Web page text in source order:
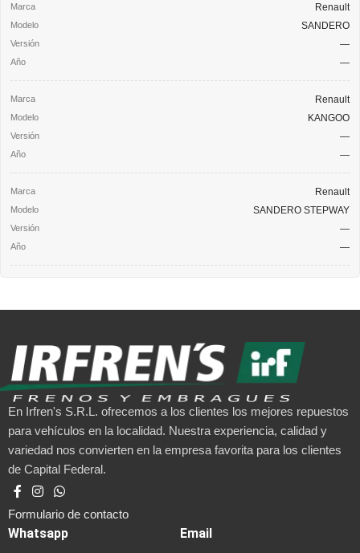
Renault
SANDERO
—
—
Renault
KANGOO
—
—
Renault
SANDERO STEPWAY
—
—
En Irfren's S.R.L. ofrecemos a los clientes los mejores repuestos
para vehículos en la localidad. Nuestra experiencia, calidad y
variedad nos convierten en la empresa favorita para los clientes
de Capital Federal.
Formulario de contacto
Whatsapp Email